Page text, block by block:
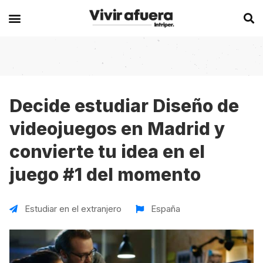
Secciones
Becas
Historias de viajeros
Intercambios
Postgrados
Work
Europa
Alemania
Bélgica
Chipre
España
Italia
Experiencias en el extranjero
Australia
Canadá
España
Irlanda
Decide estudiar Diseño de
videojuegos en Madrid y
convierte tu idea en el
juego #1 del momento
Estudiar en el extranjero España